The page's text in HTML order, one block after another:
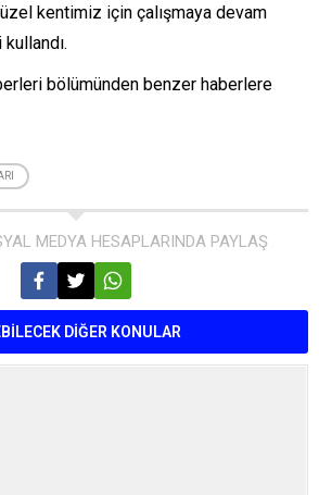
kentimiz için çalışmaya devam
bölümünden benzer haberlere
MEDYA HESAPLARINDA PAYLAŞ
DİĞER KONULAR